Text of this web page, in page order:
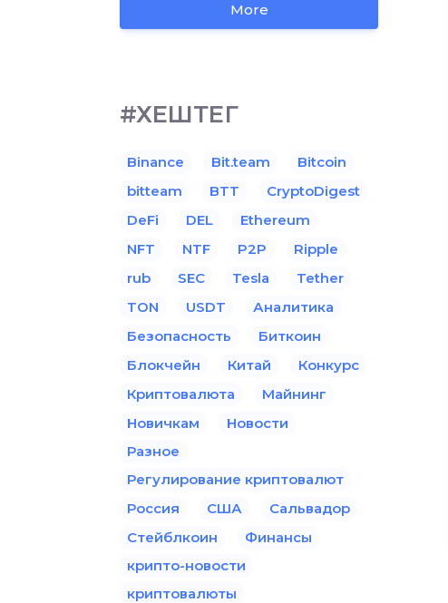
More
#ХЕШТЕГ
Binance Bit.team
Bitcoin
bitteam
BTT
CryptoDigest
DeFi
DEL
Ethereum
NFT
NTF P2P
Ripple
rub
SEC Tesla
Tether
TON
USDT
Аналитика
Безопасность
Биткоин
Блокчейн
Китай
Конкурс
Криптовалюта
Майнинг
Новичкам
Новости
Разное
Регулирование криптовалют
Россия
США
Сальвадор
Стейблкоин
Финансы
крипто-новости
криптовалюты